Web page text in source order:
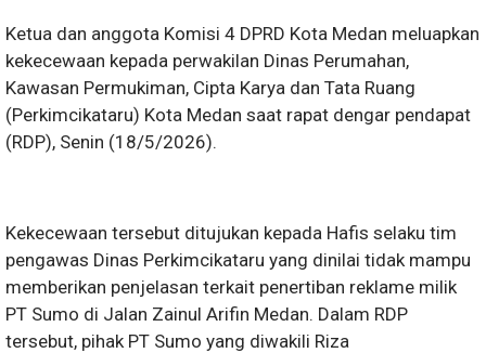
Ketua dan anggota Komisi 4 DPRD Kota Medan meluapkan
kekecewaan kepada perwakilan Dinas Perumahan,
Kawasan Permukiman, Cipta Karya dan Tata Ruang
(Perkimcikataru) Kota Medan saat rapat dengar pendapat
(RDP), Senin (18/5/2026).
Kekecewaan tersebut ditujukan kepada Hafis selaku tim
pengawas Dinas Perkimcikataru yang dinilai tidak mampu
memberikan penjelasan terkait penertiban reklame milik
PT Sumo di Jalan Zainul Arifin Medan. Dalam RDP
tersebut, pihak PT Sumo yang diwakili Riza